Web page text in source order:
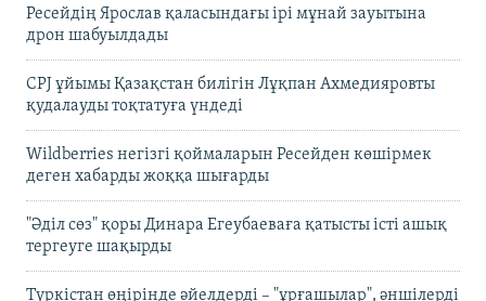
Ресейдің Ярослав қаласындағы ірі мұнай зауытына
дрон шабуылдады
CPJ ұйымы Қазақстан билігін Лұқпан Ахмедияровты
қудалауды тоқтатуға үндеді
Wildberries негізгі қоймаларын Ресейден көшірмек
деген хабарды жоққа шығарды
"Әділ сөз" қоры Динара Егеубаеваға қатысты істі ашық
тергеуге шақырды
Түркістан өңірінде әйелдерді – "ұрғашылар", әншілерді